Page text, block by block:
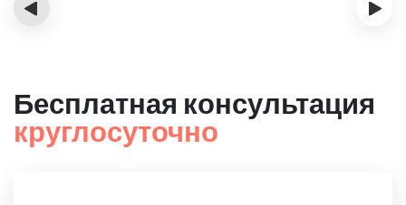
‹ ›
Бесплатная консультация
круглосуточно